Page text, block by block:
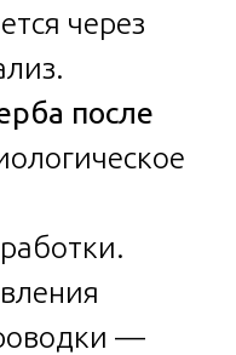
через
после
—